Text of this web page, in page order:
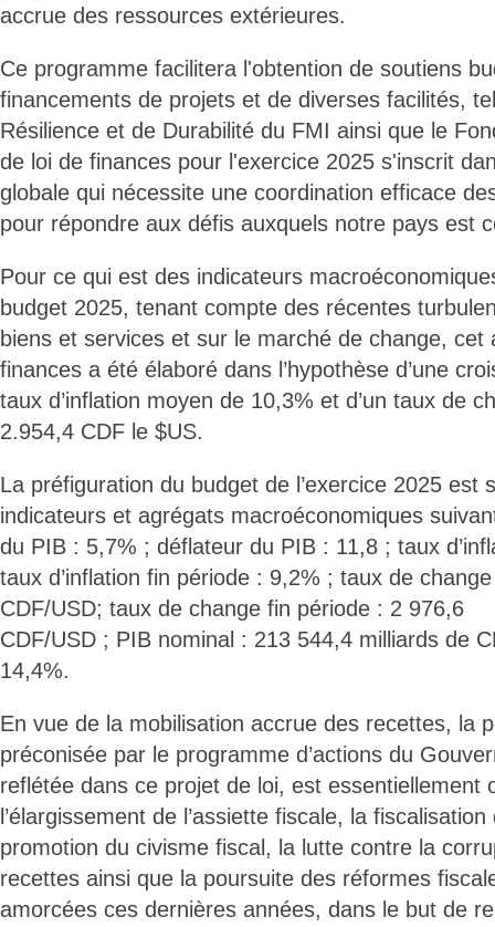
accrue des ressources extérieures.
Ce programme facilitera l'obtention de soutiens
financements de projets et de diverses facilités,
Résilience et de Durabilité du FMI ainsi que le
de loi de finances pour l'exercice 2025 s'inscrit
globale qui nécessite une coordination efficace
pour répondre aux défis auxquels notre pays est
Pour ce qui est des indicateurs
budget 2025, tenant compte des récentes
biens et services et sur le marché de change, cet
finances a été élaboré dans l’hypothèse d’une
taux d’inflation moyen de 10,3% et d’un taux de
2.954,4 CDF le $US.
La préfiguration du budget de l’exercice 2025 est
indicateurs et agrégats macroéconomiques
du PIB : 5,7% ; déflateur du PIB : 11,8 ; taux
taux d’inflation fin période : 9,2% ; taux de
CDF/USD; taux de change fin période : 2 976,6
CDF/USD ; PIB nominal : 213 544,4 milliards de
14,4%.
En vue de la mobilisation accrue des recettes, la
préconisée par le programme d’actions du
reflétée dans ce projet de loi, est essentiellement
l’élargissement de l’assiette fiscale, la
promotion du civisme fiscal, la lutte contre la
recettes ainsi que la poursuite des réformes
amorcées ces dernières années, dans le but de